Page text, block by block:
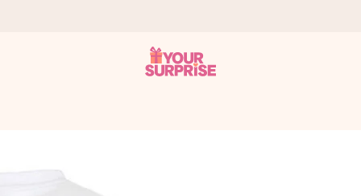
– damit du es genau zum richtigen Zeitpunkt überreichen